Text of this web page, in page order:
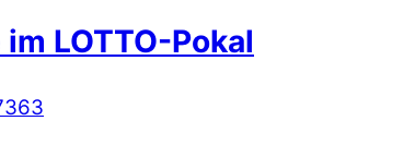
LOTTO-Pokal